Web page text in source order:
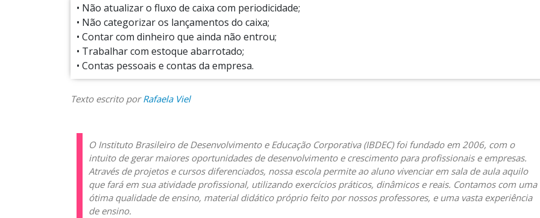
• Não atualizar o fluxo de caixa com periodicidade;
• Não categorizar os lançamentos do caixa;
• Contar com dinheiro que ainda não entrou;
• Trabalhar com estoque abarrotado;
• Contas pessoais e contas da empresa.
Texto escrito porRafaela Viel
O Instituto Brasileiro de Desenvolvimento e Educação Corporativa (IBDEC) foi fundado em 2006, com o
intuito de gerar maiores oportunidades de desenvolvimento e crescimento para profissionais e empresas.
Através de projetos e cursos diferenciados, nossa escola permite ao aluno vivenciar em sala de aula aquilo
que fará em sua atividade profissional, utilizando exercícios práticos, dinâmicos e reais. Contamos com uma
ótima qualidade de ensino, material didático próprio feito por nossos professores, e uma vasta experiência
de ensino.